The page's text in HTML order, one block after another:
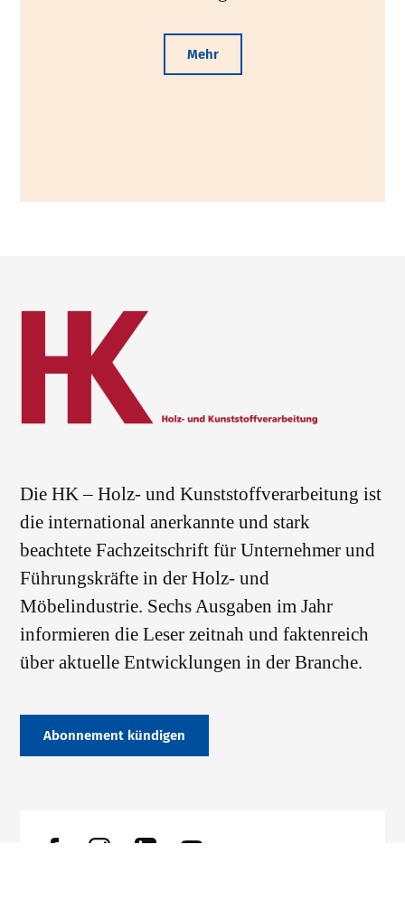
Mehr
Die HK – Holz- und Kunststoffverarbeitung ist
die international anerkannte und stark
beachtete Fachzeitschrift für Unternehmer und
Führungskräfte in der Holz- und
Möbelindustrie. Sechs Ausgaben im Jahr
informieren die Leser zeitnah und faktenreich
über aktuelle Entwicklungen in der Branche.
Abonnement kündigen